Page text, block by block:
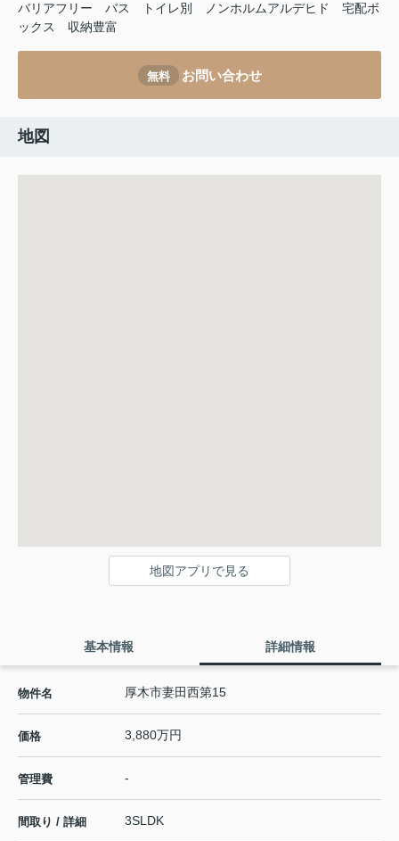
バリアフリー バス トイレ別 ノンホルムアルデヒド
宅配ボ
ックス
収納豊富
無料 お問い合わせ
地図
地図アプリで見る
基本情報 詳細情報
物件名 厚木市妻田西第15
価格 3,880万円
管理費 -
間取り / 詳細 3SLDK